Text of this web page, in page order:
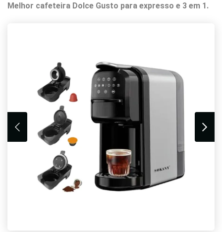
Melhor cafeteira Dolce Gusto para expresso e 3 em 1.